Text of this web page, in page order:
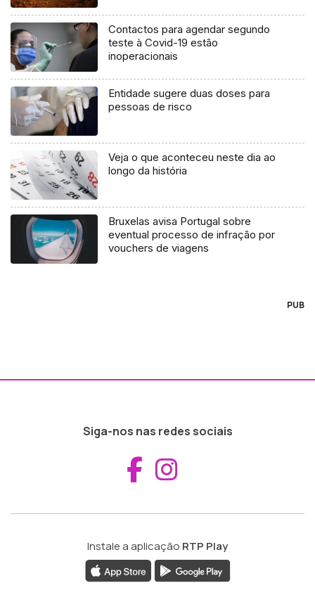
Contactos para agendar segundo
teste à Covid-19 estão
inoperacionais
Entidade sugere duas doses para
pessoas de risco
Veja o que aconteceu neste dia ao
longo da história
Bruxelas avisa Portugal sobre
eventual processo de infração por
vouchers de viagens
PUB
Siga-nos nas redes sociais
Aceder ao
Instale a aplicação RTP Play